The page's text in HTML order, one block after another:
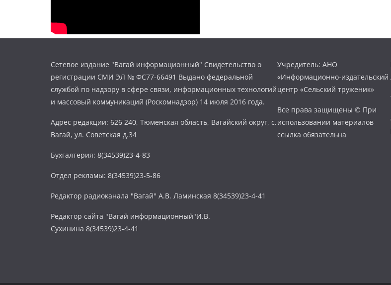
Сетевое издание "Вагай информационный" Свидетельство о
регистрации СМИ ЭЛ № ФС77-66491 Выдано федеральной
службой по надзору в сфере связи, информационных технологий
и массовый коммуникаций (Роскомнадзор) 14 июля 2016 года.
Адрес редакции: 626 240, Тюменская область, Вагайский округ, с.
Вагай, ул. Советская д.34
Бухгалтерия: 8(34539)23-4-83
Отдел рекламы: 8(34539)23-5-86
Редактор радиоканала "Вагай" А.В. Ламинская 8(34539)23-4-41
Редактор сайта "Вагай информационный"И.В.
Сухинина 8(34539)23-4-41
Учредитель: АНО
«Информационно-издательский
центр «Сельский труженик»
Все права защищены © При
использовании материалов
ссылка обязательна